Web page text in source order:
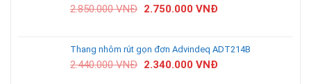
2.850.000VNĐ 2.750.000 VNĐ
Thang nhôm rút gọn đơn Advindeq ADT214B
2.440.000VNĐ 2.340.000 VNĐ